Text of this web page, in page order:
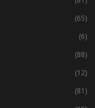
(65)
(6)
(88)
(12)
(81)